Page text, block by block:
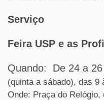
Serviço
Feira USP e as
Quando: De 24 a 26
(quinta a sábado), das 9
Onde: Praça do Relógio,